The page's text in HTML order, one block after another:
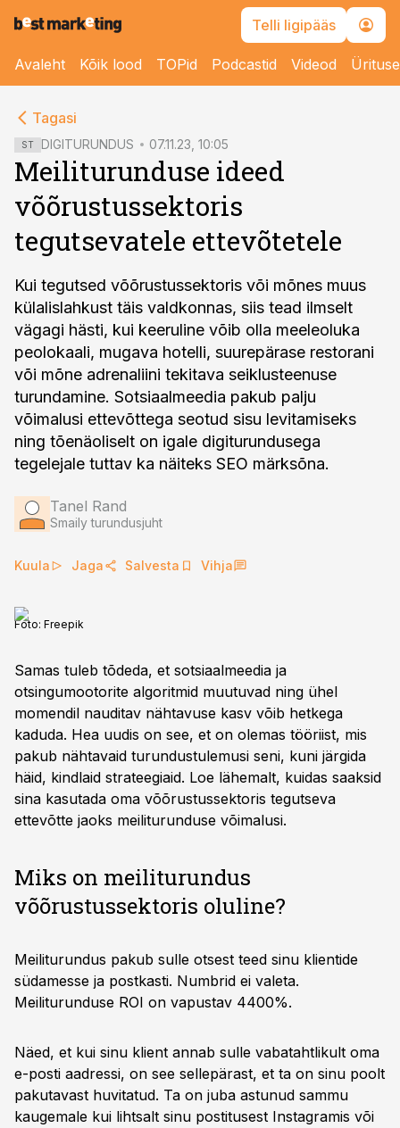
Telli ligipääs
Avaleht Kõik lood TOPid Podcastid Videod
Tagasi
ST DIGITURUNDUS 07.11.23, 10:05
Meiliturunduse ideed
võõrustussektoris
tegutsevatele ettevõtetele
Kui tegutsed võõrustussektoris või mõnes muus
külalislahkust täis valdkonnas, siis tead ilmselt
vägagi hästi, kui keeruline võib olla meeleoluka
peolokaali, mugava hotelli, suurepärase restorani
või mõne adrenaliini tekitava seiklusteenuse
turundamine. Sotsiaalmeedia pakub palju
võimalusi ettevõttega seotud sisu levitamiseks
ning tõenäoliselt on igale digiturundusega
tegelejale tuttav ka näiteks SEO märksõna.
Tanel Rand
Smaily turundusjuht
Kuula Jaga Salvesta Vihja
Foto: Freepik
Samas tuleb tõdeda, et sotsiaalmeedia ja
otsingumootorite algoritmid muutuvad ning ühel
momendil nauditav nähtavuse kasv võib hetkega
kaduda. Hea uudis on see, et on olemas tööriist, mis
pakub nähtavaid turundustulemusi seni, kuni järgida
häid, kindlaid strateegiaid. Loe lähemalt, kuidas saaksid
sina kasutada oma võõrustussektoris tegutseva
ettevõtte jaoks meiliturunduse võimalusi.
Miks on meiliturundus
võõrustussektoris oluline?
Meiliturundus pakub sulle otsest teed sinu klientide
südamesse ja postkasti. Numbrid ei valeta.
Meiliturunduse ROI on vapustav 4400%.
Näed, et kui sinu klient annab sulle vabatahtlikult oma
e-posti aadressi, on see sellepärast, et ta on sinu poolt
pakutavast huvitatud. Ta on juba astunud sammu
kaugemale kui lihtsalt sinu postitusest Instagramis või